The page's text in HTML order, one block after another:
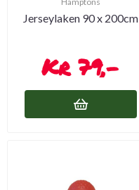
Jerseylaken 90 x 200cm
79,-